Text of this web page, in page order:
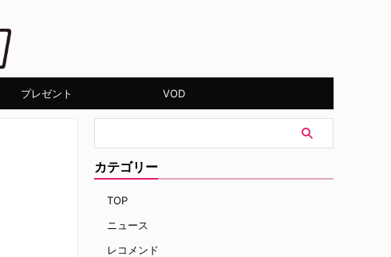
プレゼント VOD
カテゴリー
TOP
ニュース
レコメンド